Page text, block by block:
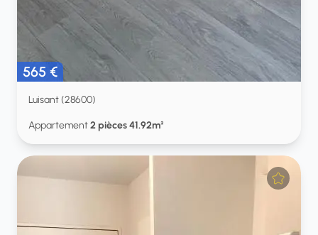
565 €
Luisant (28600)
Appartement2 pièces 41.92m²